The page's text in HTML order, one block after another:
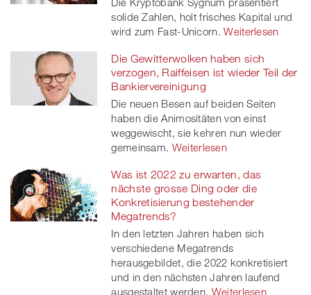
solide Zahlen, holt frisches Kapital und
wird zum Fast-Unicorn. Weiterlesen
Die Gewitterwolken haben sich
verzogen, Raiffeisen ist wieder Teil der
Bankiervereinigung
Die neuen Besen auf beiden Seiten
haben die Animositäten von einst
weggewischt, sie kehren nun wieder
gemeinsam. Weiterlesen
Was ist 2022 zu erwarten, das
nächste grosse Ding oder die
Konkretisierung bestehender
Megatrends?
In den letzten Jahren haben sich
verschiedene Megatrends
herausgebildet, die 2022 konkretisiert
und in den nächsten Jahren laufend
ausgestaltet werden. Weiterlesen